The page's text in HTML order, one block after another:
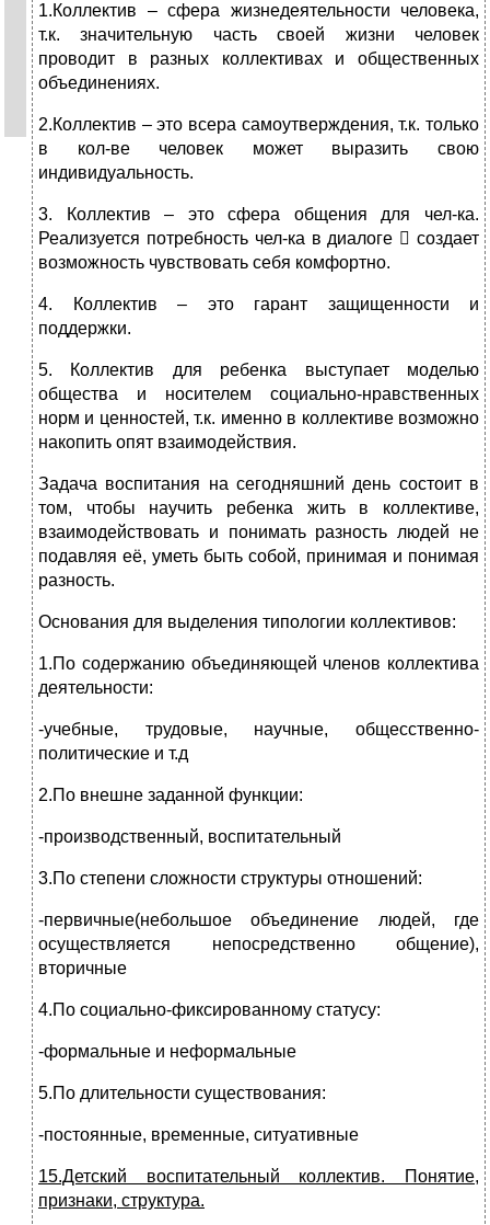
1.Коллектив – сфера жизнедеятельности человека,
т.к. значительную часть своей жизни человек
проводит в разных коллективах и общественных
объединениях.
2.Коллектив – это всера самоутверждения, т.к. только
в кол-ве человек может выразить свою
индивидуальность.
3. Коллектив – это сфера общения для чел-ка.
Реализуется потребность чел-ка в диалоге  создает
возможность чувствовать себя комфортно.
4. Коллектив – это гарант защищенности и
поддержки.
5. Коллектив для ребенка выступает моделью
общества и носителем социально-нравственных
норм и ценностей, т.к. именно в коллективе возможно
накопить опят взаимодействия.
Задача воспитания на сегодняшний день состоит в
том, чтобы научить ребенка жить в коллективе,
взаимодействовать и понимать разность людей не
подавляя её, уметь быть собой, принимая и понимая
разность.
Основания для выделения типологии коллективов:
1.По содержанию объединяющей членов коллектива
деятельности:
-учебные, трудовые, научные, общесственно-
политические и т.д
2.По внешне заданной функции:
-производственный, воспитательный
3.По степени сложности структуры отношений:
-первичные(небольшое объединение людей, где
осуществляется непосредственно общение),
вторичные
4.По социально-фиксированному статусу:
-формальные и неформальные
5.По длительности существования:
-постоянные, временные, ситуативные
15.Детский воспитательный коллектив. Понятие,
признаки, структура.